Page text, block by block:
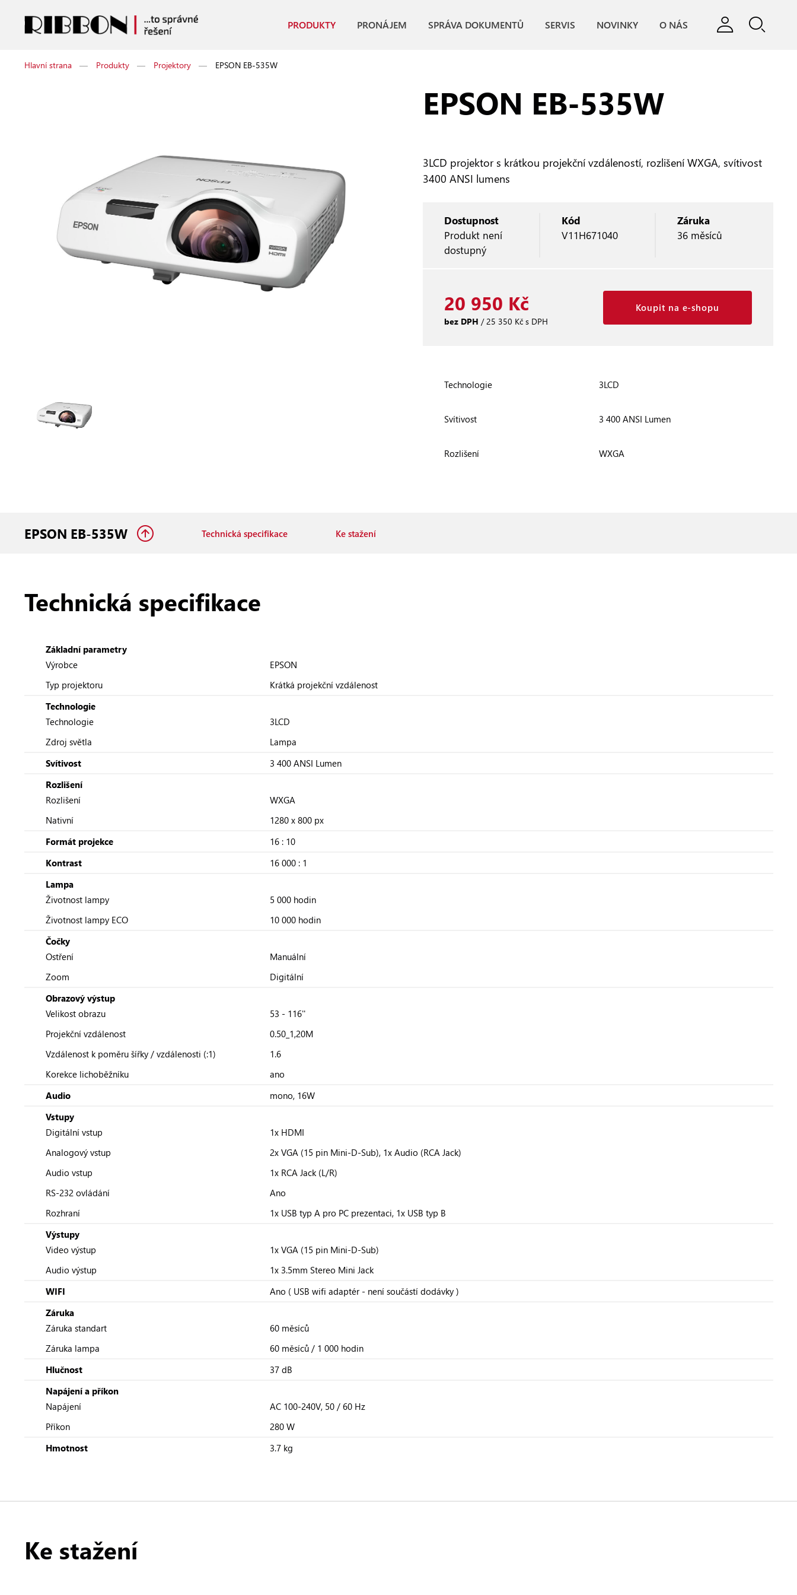
PRODUKTY PRONÁJEM SPRÁVA DOKUMENTŮ SERVIS NOVINKY O NÁS
Hlavní strana — Produkty — Projektory — EPSON EB-535W
EPSON EB‑535W
3LCD projektor s krátkou projekční vzdáleností, rozlišení WXGA, svítivost
3400 ANSI lumens
Dostupnost
Produkt není
dostupný
Kód
V11H671040
Záruka
36 měsíců
20 950 Kč
bez DPH / 25 350 Kč s DPH
Koupit na e-shopu
Technologie 3LCD
Svítivost 3 400 ANSI Lumen
Rozlišení WXGA
EPSON EB-535W Technická specifikace Ke stažení
Technická specifikace
Základní parametry
Výrobce
EPSON
Typ projektoru
Krátká projekční vzdálenost
Technologie
Technologie
3LCD
Zdroj světla
Lampa
Svítivost
3 400 ANSI Lumen
Rozlišení
Rozlišení
WXGA
Nativní
1280 x 800 px
Formát projekce
16 : 10
Kontrast
16 000 : 1
Lampa
Životnost lampy
5 000 hodin
Životnost lampy ECO
10 000 hodin
Čočky
Ostření
Manuální
Zoom
Digitální
Obrazový výstup
Velikost obrazu
53 - 116''
Projekční vzdálenost
0.50_1,20M
Vzdálenost k poměru šířky / vzdálenosti (:1)
1.6
Korekce lichoběžníku
ano
Audio
mono, 16W
Vstupy
Digitální vstup
1x HDMI
Analogový vstup
2x VGA (15 pin Mini-D-Sub), 1x Audio (RCA Jack)
Audio vstup
1x RCA Jack (L/R)
RS-232 ovládání
Ano
Rozhraní
1x USB typ A pro PC prezentaci, 1x USB typ B
Výstupy
Video výstup
1x VGA (15 pin Mini-D-Sub)
Audio výstup
1x 3.5mm Stereo Mini Jack
WIFI
Ano ( USB wifi adaptér - není součástí dodávky )
Záruka
Záruka standart
60 měsíců
Záruka lampa
60 měsíců / 1 000 hodin
Hlučnost
37 dB
Napájení a příkon
Napájení
AC 100-240V, 50 / 60 Hz
Příkon
280 W
Hmotnost
3.7 kg
Ke stažení